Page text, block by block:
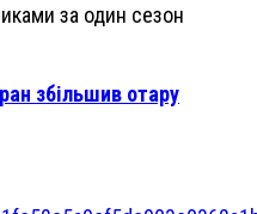
збільшив отару